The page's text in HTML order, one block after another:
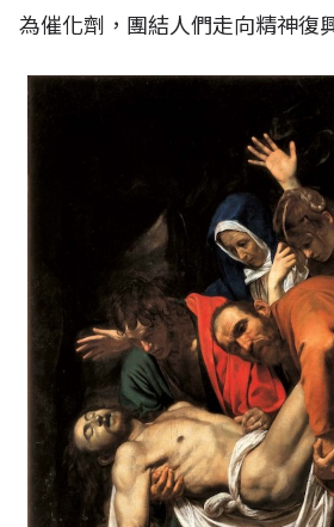
為催化劑，團結人們走向精神復